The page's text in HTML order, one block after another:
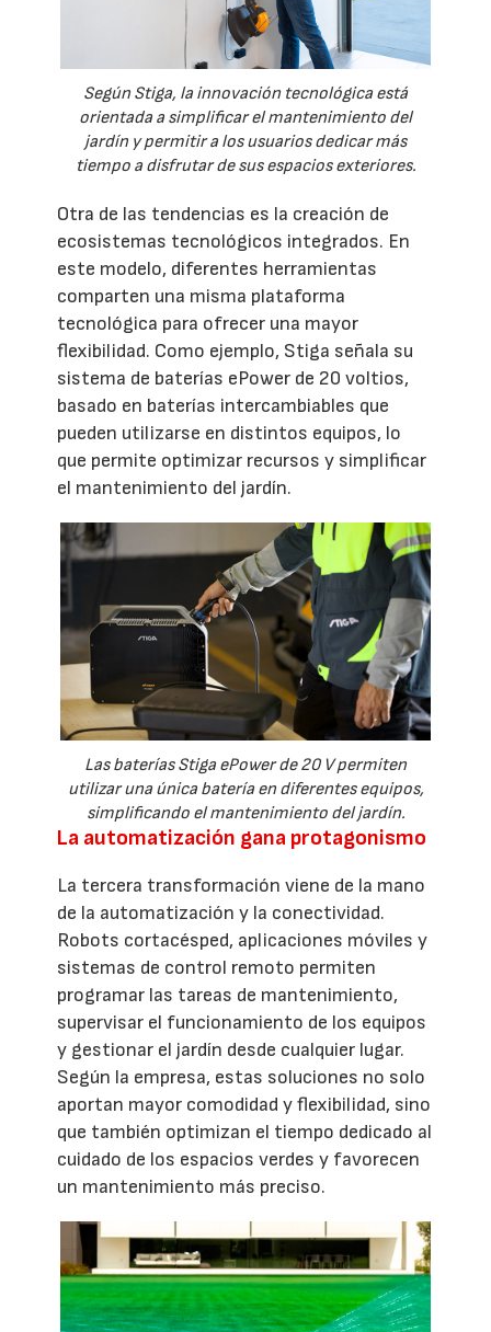
Según Stiga, la innovación tecnológica está
orientada a simplificar el mantenimiento del
jardín y permitir a los usuarios dedicar más
tiempo a disfrutar de sus espacios exteriores.
Otra de las tendencias es la creación de
ecosistemas tecnológicos integrados. En
este modelo, diferentes herramientas
comparten una misma plataforma
tecnológica para ofrecer una mayor
flexibilidad. Como ejemplo, Stiga señala su
sistema de baterías ePower de 20 voltios,
basado en baterías intercambiables que
pueden utilizarse en distintos equipos, lo
que permite optimizar recursos y simplificar
el mantenimiento del jardín.
Las baterías Stiga ePower de 20 V permiten
utilizar una única batería en diferentes equipos,
simplificando el mantenimiento del jardín.
La automatización gana protagonismo
La tercera transformación viene de la mano
de la automatización y la conectividad.
Robots cortacésped, aplicaciones móviles y
sistemas de control remoto permiten
programar las tareas de mantenimiento,
supervisar el funcionamiento de los equipos
y gestionar el jardín desde cualquier lugar.
Según la empresa, estas soluciones no solo
aportan mayor comodidad y flexibilidad, sino
que también optimizan el tiempo dedicado al
cuidado de los espacios verdes y favorecen
un mantenimiento más preciso.